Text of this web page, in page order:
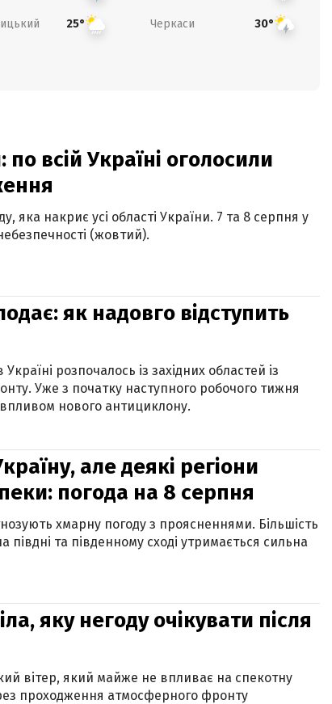
25° Черкаси 30°
всій Україні оголосили
яка накриє усі області України. 7 та 8 серпня у
(жовтий).
як надовго відступить
розпочалось із західних областей із
Уже з початку наступного робочого тижня
впливом нового антициклону.
але деякі регіони
погода на 8 серпня
хмарну погоду з проясненнями. Більшість
та південному сході утримається сильна
яку негоду очікувати після
вітер, який майже не впливає на спекотну
проходження атмосферного фронту